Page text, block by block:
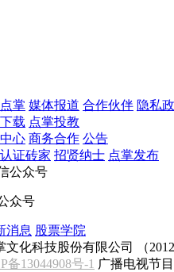
掌 媒体报道 合作伙伴 隐私
载 点掌投教
心 商务合作 公告
证砖家 招贤纳士 点掌发布
众号
消息 股票学院
文化科技股份有限公司 （
备13044908号-1 广播电视节